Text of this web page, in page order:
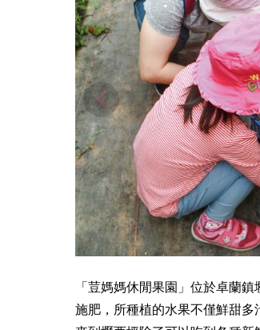
「荳媽媽休閒果園」位於卓蘭
施肥，所種植的水果不僅鮮甜多